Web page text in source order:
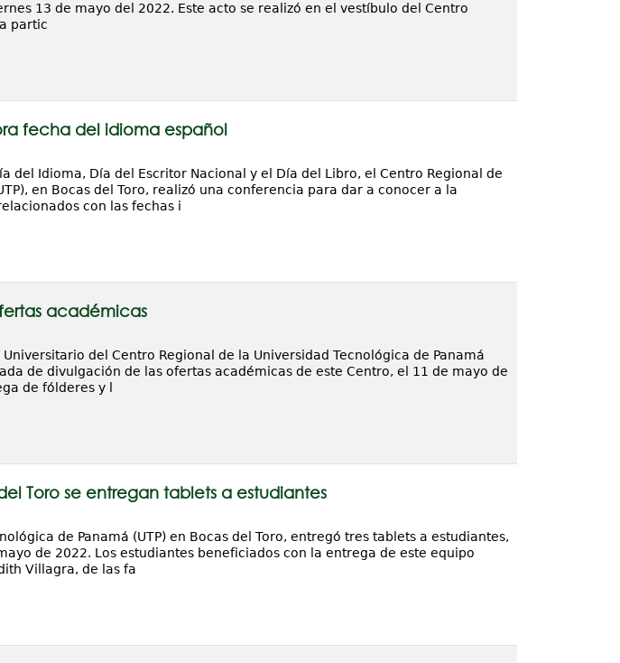
13 de mayo del 2022. Este acto se realizó en el vestíbulo del Centro
partic
fecha del idioma español
del Idioma, Día del Escritor Nacional y el Día del Libro, el Centro Regional de
en Bocas del Toro, realizó una conferencia para dar a conocer a la
con las fechas i
académicas
del Centro Regional de la Universidad Tecnológica de Panamá
de divulgación de las ofertas académicas de este Centro, el 11 de mayo de
de fólderes y l
Toro se entregan tablets a estudiantes
de Panamá (UTP) en Bocas del Toro, entregó tres tablets a estudiantes,
de 2022. Los estudiantes beneficiados con la entrega de este equipo
Villagra, de las fa